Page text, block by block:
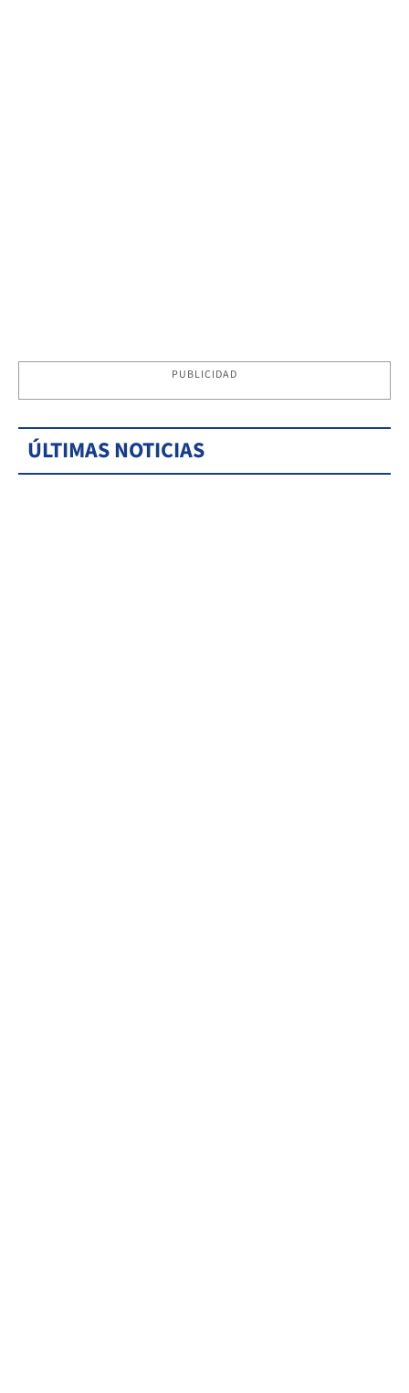
PUBLICIDAD
ÚLTIMAS NOTICIAS